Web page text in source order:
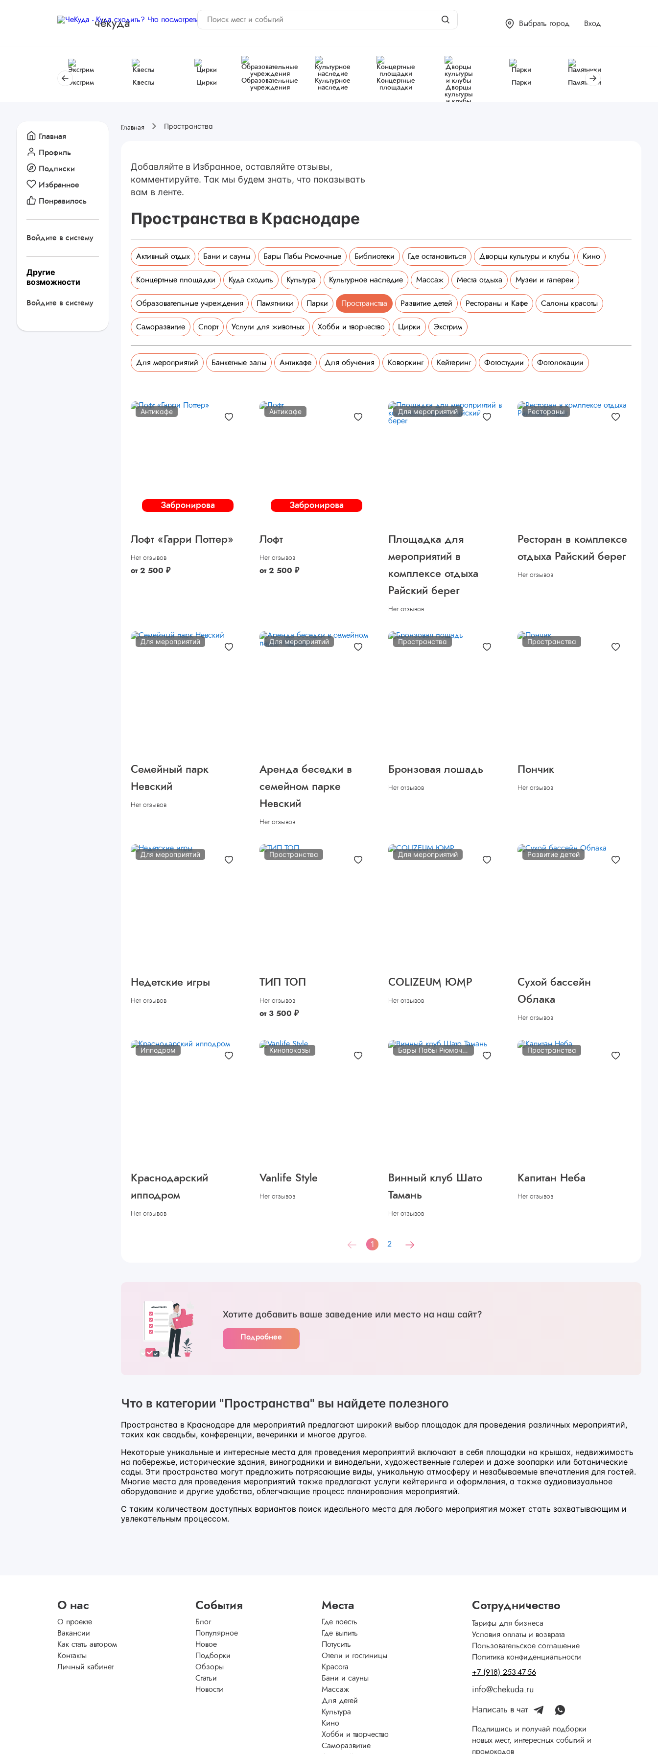
чёкуда Выбрать город Вход
Экстрим Квесты Цирки
Образовательные
учреждения
Культурное
наследие
Концертные
площадки
Дворцы
культуры
и клубы
Парки Памятники
Главная
Профиль
Подписки
Избранное
Понравилось
Войдите в систему
Другие
возможности
Войдите в систему
Главная Пространства
Добавляйте в Избранное, оставляйте отзывы,
комментируйте. Так мы будем знать, что показывать
вам в ленте.
Пространства в Краснодаре
Активный отдых Бани и сауны Бары Пабы Рюмочные Библиотеки Где остановиться Дворцы культуры и клубы Кино
Концертные площадки Куда сходить Культура Культурное наследие Массаж Места отдыха Музеи и галереи
Образовательные учреждения Памятники Парки Пространства Развитие детей Рестораны и Кафе Салоны красоты
Саморазвитие Спорт Услуги для животных Хобби и творчество Цирки Экстрим
Для мероприятий Банкетные залы Антикафе Для обучения Коворкинг Кейтеринг Фотостудии Фотолокации
Забронирова
Антикафе
Лофт «Гарри Поттер»
Нет отзывов
от 2 500 ₽
Забронирова
Антикафе
Лофт
Нет отзывов
от 2 500 ₽
Для мероприятий
Площадка для
мероприятий в
комплексе отдыха
Райский берег
Нет отзывов
Рестораны
Ресторан в комплексе
отдыха Райский берег
Нет отзывов
Для мероприятий
Семейный парк
Невский
Нет отзывов
Для мероприятий
Аренда беседки в
семейном парке
Невский
Нет отзывов
Пространства
Бронзовая лошадь
Нет отзывов
Пространства
Пончик
Нет отзывов
Для мероприятий
Недетские игры
Нет отзывов
Пространства
ТИП ТОП
Нет отзывов
от 3 500 ₽
Для мероприятий
COLIZEUM ЮМР
Нет отзывов
Развитие детей
Сухой бассейн
Облака
Нет отзывов
Ипподром
Краснодарский
ипподром
Нет отзывов
Кинопоказы
Vanlife Style
Нет отзывов
Бары Пабы Рюмочные
Винный клуб Шато
Тамань
Нет отзывов
Пространства
Капитан Неба
Нет отзывов
1 2
Хотите добавить ваше заведение или место на наш сайт?
Подробнее
Что в категории "Пространства" вы найдете полезного
Пространства в Краснодаре для мероприятий предлагают широкий выбор площадок для проведения различных мероприятий,
таких как свадьбы, конференции, вечеринки и многое другое.
Некоторые уникальные и интересные места для проведения мероприятий включают в себя площадки на крышах, недвижимость
на побережье, исторические здания, виноградники и винодельни, художественные галереи и даже зоопарки или ботанические
сады. Эти пространства могут предложить потрясающие виды, уникальную атмосферу и незабываемые впечатления для гостей.
Многие места для проведения мероприятий также предлагают услуги кейтеринга и оформления, а также аудиовизуальное
оборудование и другие удобства, облегчающие процесс планирования мероприятий.
С таким количеством доступных вариантов поиск идеального места для любого мероприятия может стать захватывающим и
увлекательным процессом.
О нас
О проекте
Вакансии
Как стать автором
Контакты
Личный кабинет
События
Блог
Популярное
Новое
Подборки
Обзоры
Статьи
Новости
Места
Где поесть
Где выпить
Потусить
Отели и гостиницы
Красота
Бани и сауны
Массаж
Для детей
Культура
Кино
Хобби и творчество
Саморазвитие
Сотрудничество
Тарифы для бизнеса
Условия оплаты и возврата
Пользовательское соглашение
Политика конфиденциальности
+7 (918) 253-47-56
info@chekuda.ru
Написать в чат
Подпишись и получай подборки
новых мест, интересных событий и
промокодов